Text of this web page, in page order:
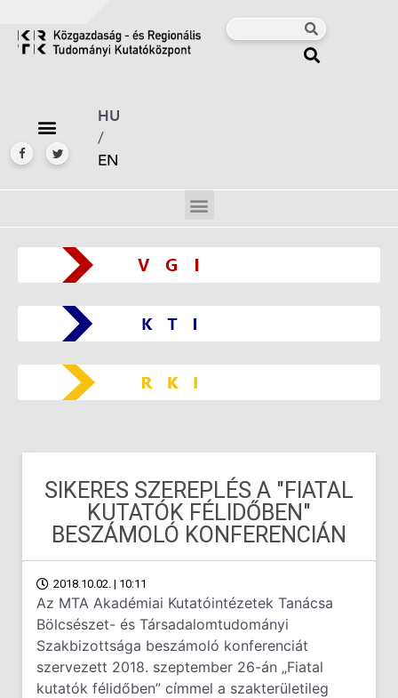
HU
/
EN
SIKERES SZEREPLÉS A ″FIATAL
KUTATÓK FÉLIDŐBEN″
BESZÁMOLÓ KONFERENCIÁN
2018.10.02. | 10:11
Az MTA Akadémiai Kutatóintézetek Tanácsa
Bölcsészet- és Társadalomtudományi
Szakbizottsága beszámoló konferenciát
szervezett 2018. szeptember 26-án „Fiatal
kutatók félidőben” címmel a szakterületileg